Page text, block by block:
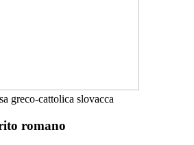
greco-cattolica slovacca
romano